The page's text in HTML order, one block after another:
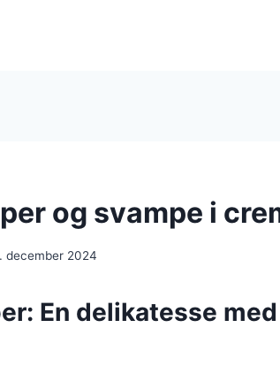
og svampe i
december 2024
En delikatesse